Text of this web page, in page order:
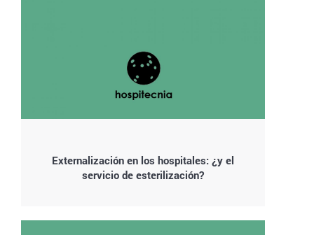
Externalización en los hospitales: ¿y el
servicio de esterilización?